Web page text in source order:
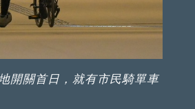
開關首日，就有市民騎單車